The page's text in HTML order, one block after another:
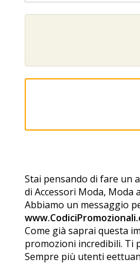
Stai pensando di fare un
di Accessori Moda,
Abbiamo un messaggio
Come già saprai questa
promozioni incredibili. Ti
Sempre più utenti